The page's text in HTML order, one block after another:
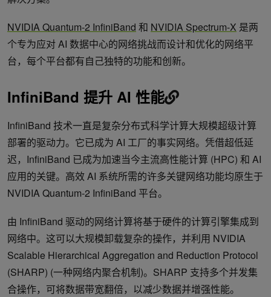
NVIDIA Quantum-2 InfiniBand 和 NVIDIA Spectrum-X 是两
个专为应对 AI 数据中心的网络挑战而设计和优化的网络平
台，每个平台都有自己独特的功能和创新。
InfiniBand 提升 AI 性能
InfiniBand 技术一直是复杂分布式科学计算大规模超级计算
部署的驱动力。它已成为 AI 工厂的事实网络。凭借超低延
迟，InfiniBand 已成为加速当今主流高性能计算 (HPC) 和 AI
应用的关键。高效 AI 系统所需的许多关键网络功能均原生于
NVIDIA Quantum-2 InfiniBand 平台。
由 InfiniBand 驱动的网络计算将基于硬件的计算引擎集成到
网络中。这可以大规模卸载复杂的操作，并利用 NVIDIA
Scalable Hierarchical Aggregation and Reduction Protocol
(SHARP) (一种网络内聚合机制)。SHARP 支持多个并发集
合操作，可将数据带宽翻倍，以减少数据并增强性能。